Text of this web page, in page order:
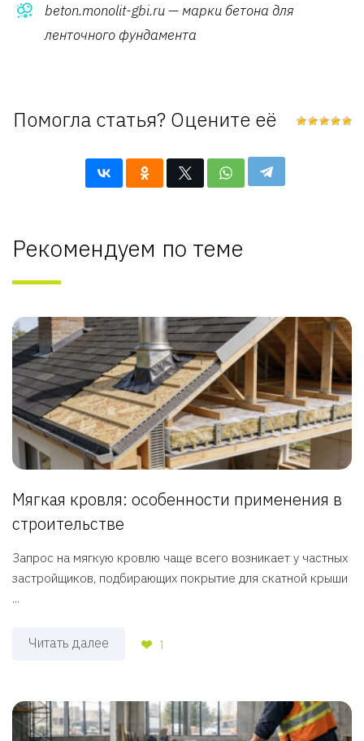
beton.monolit-gbi.ru — марки бетона для
ленточного фундамента
Помогла статья? Оцените её
Рекомендуем по теме
Мягкая кровля: особенности применения в
строительстве
Запрос на мягкую кровлю чаще всего возникает у частных
застройщиков, подбирающих покрытие для скатной крыши
...
Читать далее 1